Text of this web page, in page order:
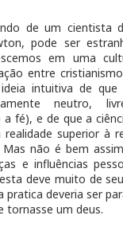
de um cientista
pode ser
em uma
entre
intuitiva de
neutro,
fé), e de que a
superior à
não é bem
e influências
deve muito de
pratica deveria ser
tornasse um deus.